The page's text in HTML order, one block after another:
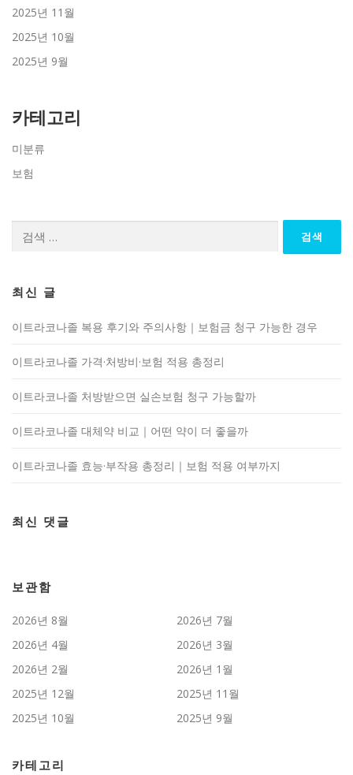
2025년 11월
2025년 10월
2025년 9월
카테고리
미분류
보험
최신 글
이트라코나졸 복용 후기와 주의사항｜보험금 청구 가능한 경우
이트라코나졸 가격·처방비·보험 적용 총정리
이트라코나졸 처방받으면 실손보험 청구 가능할까
이트라코나졸 대체약 비교｜어떤 약이 더 좋을까
이트라코나졸 효능·부작용 총정리｜보험 적용 여부까지
최신 댓글
보관함
2026년 8월
2026년 7월
2026년 4월
2026년 3월
2026년 2월
2026년 1월
2025년 12월
2025년 11월
2025년 10월
2025년 9월
카테고리